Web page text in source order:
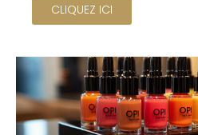
CLIQUEZ ICI